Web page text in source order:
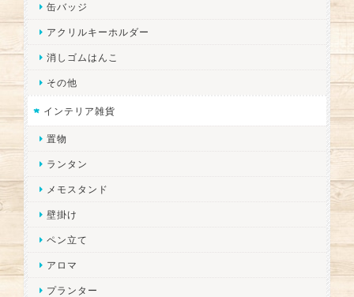
缶バッジ
アクリルキーホルダー
消しゴムはんこ
その他
インテリア雑貨
置物
ランタン
メモスタンド
壁掛け
ペン立て
アロマ
プランター